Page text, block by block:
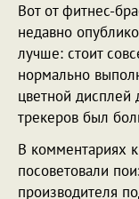
Вот от фитнес-
недавно
лучше: стоит
нормально
цветной
трекеров был
В комментариях
посоветовали
производителя